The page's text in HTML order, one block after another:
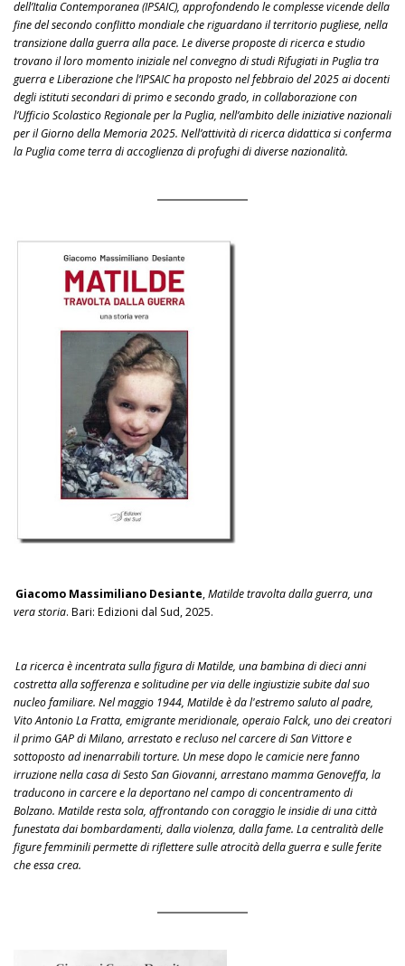
dell’Italia Contemporanea (IPSAIC), approfondendo le complesse vicende della
fine del secondo conflitto mondiale che riguardano il territorio pugliese, nella
transizione dalla guerra alla pace. Le diverse proposte di ricerca e studio
trovano il loro momento iniziale nel convegno di studi Rifugiati in Puglia tra
guerra e Liberazione che l’IPSAIC ha proposto nel febbraio del 2025 ai docenti
degli istituti secondari di primo e secondo grado, in collaborazione con
l’Ufficio Scolastico Regionale per la Puglia, nell’ambito delle iniziative nazionali
per il Giorno della Memoria 2025. Nell’attività di ricerca didattica si conferma
la Puglia come terra di accoglienza di profughi di diverse nazionalità.
Giacomo Massimiliano Desiante,Matilde travolta dalla guerra, una
vera storia. Bari: Edizioni dal Sud, 2025.
La ricerca è incentrata sulla figura di Matilde, una bambina di dieci anni
costretta alla sofferenza e solitudine per via delle ingiustizie subite dal suo
nucleo familiare. Nel maggio 1944, Matilde è da l'estremo saluto al padre,
Vito Antonio La Fratta, emigrante meridionale, operaio Falck, uno dei creatori
il primo GAP di Milano, arrestato e recluso nel carcere di San Vittore e
sottoposto ad inenarrabili torture. Un mese dopo le camicie nere fanno
irruzione nella casa di Sesto San Giovanni, arrestano mamma Genoveffa, la
traducono in carcere e la deportano nel campo di concentramento di
Bolzano. Matilde resta sola, affrontando con coraggio le insidie di una città
funestata dai bombardamenti, dalla violenza, dalla fame. La centralità delle
figure femminili permette di riflettere sulle atrocità della guerra e sulle ferite
che essa crea.